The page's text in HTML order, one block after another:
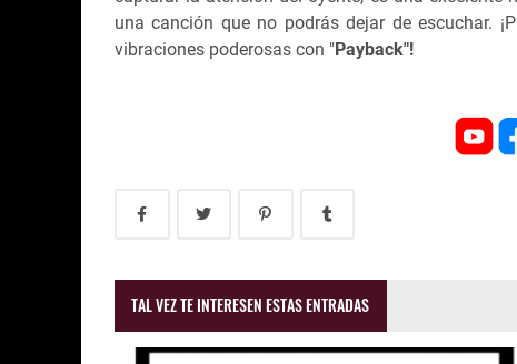
una canción que no podrás dejar de escuchar.
vibraciones poderosas con "Payback"!
TAL VEZ TE INTERESEN ESTAS ENTRADAS